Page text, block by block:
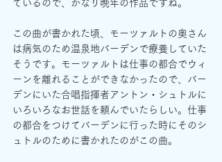
ているので、かなり晩年の作品ですね。
この曲が書かれた頃、モーツァルトの奥さん
は病気のため温泉地バーデンで療養していた
そうです。モーツァルトは仕事の都合でウィ
ーンを離れることができなかったので、バー
デンにいた合唱指揮者アントン・シュトルに
いろいろなお世話を頼んでいたらしい。仕事
の都合をつけてバーデンに行った時にそのシ
ュトルのために書かれたのがこの曲。